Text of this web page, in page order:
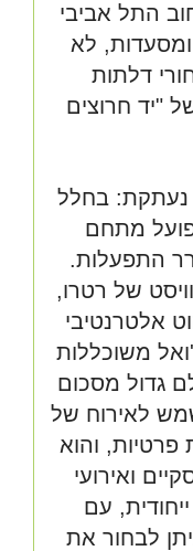
התל אביבי
לא
דלתות
"יד חרוצים
נעתקת: בחלל
1,350 מ"ר פועל מתחם
התפעלות.
של רטרו,
אלטרנטיבי
משוכללות
גדול מסכום
לאירוח של
פרטיות, והוא
ואירועי
עם
לבחור את